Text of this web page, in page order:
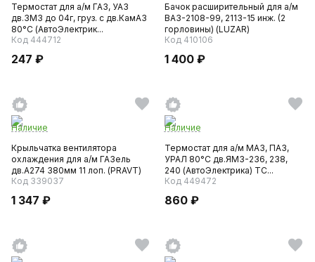
Термостат для а/м ГАЗ, УАЗ
дв.ЗМЗ до 04г, груз. с дв.КамАЗ
80°С (АвтоЭлектрик...
Код 444712
247 ₽
Бачок расширительный для а/м
ВАЗ-2108-99, 2113-15 инж. (2
горловины) (LUZAR)
Код 410106
1 400 ₽
Наличие
Крыльчатка вентилятора
охлаждения для а/м ГАЗель
дв.А274 380мм 11 лоп. (PRAVT)
Код 339037
1 347 ₽
Наличие
Термостат для а/м МАЗ, ПАЗ,
УРАЛ 80°С дв.ЯМЗ-236, 238,
240 (АвтоЭлектрика) TC...
Код 449472
860 ₽